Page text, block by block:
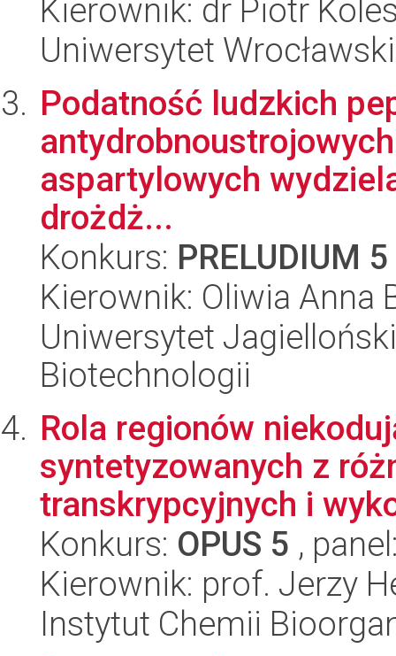
Kierownik: dr Piotr
Uniwersytet
Podatność ludzkich
aspartylowych
drożdż...
Konkurs: PRELUDIUM 5
Kierownik: Oliwia Anna
Uniwersytet
Biotechnologii
Rola regionów
syntetyzowanych z
transkrypcyjnych i
Konkurs: OPUS 5 ,
Kierownik: prof. Jerzy
Instytut Chemii